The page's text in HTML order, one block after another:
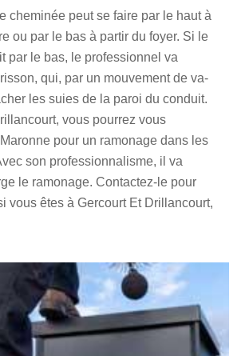
cheminée peut se faire par le haut à
ou par le bas à partir du foyer. Si le
par le bas, le professionnel va
qui, par un mouvement de va-
les suies de la paroi du conduit.
vous pourrez vous
pour un ramonage dans les
son professionnalisme, il va
le ramonage. Contactez-le pour
vous êtes à Gercourt Et Drillancourt,